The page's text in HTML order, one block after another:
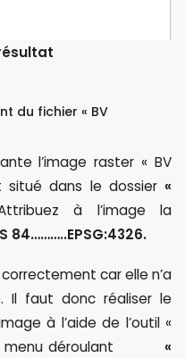
du fichier « BV
l’image raster « BV
situé dans le dossier «
à l’image la
84………..EPSG:4326.
car elle n’a
Il faut donc réaliser le
à l’aide de l’outil «
le menu déroulant «